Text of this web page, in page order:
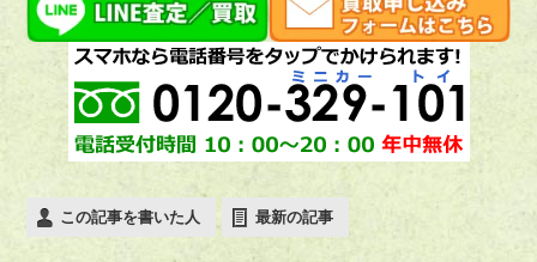
この記事を書いた人 最新の記事